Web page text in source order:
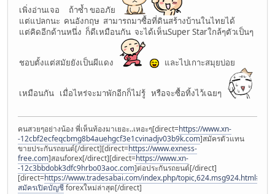
เพิ่งอ่านเจอ ถ้าซ้ำ ขออภัย
แต่แปลกนะ คนอังกฤษ สามารถมาซื้อที่ดินสร้างบ้านในไทยได้
แต่คิดอีกด้านหนึ่ง ก็ดีเหมือนกัน จะได้เห็นSuper Starใกล้ๆตัวเป็นๆ
ชอบตั้งแต่สมัยยังเป็นผีแดง และไปเกาะสมุยบ่อย
เหมือนกัน เมื่อไหร่จะมาพักอีกก็ไม่รู้ หรือจะซื้อทิ้งไว้เฉยๆ
คนสวยๆอย่างน้อง พี่เห็นท้องมาเยอะ..เหอะๆ[direct=https://www.xn-
-12cbf2ecfeqcbmg8b4auehgcf3e1cvinadjv03b9k.com]สมัครตัวแทน
ขายประกันรถยนต์[/direct][direct=https://www.exness-
free.com]สอนforex[/direct][direct=https://www.xn-
-12c3bbdobk3dfc9hrbo03aoc.com]ต่อประกันรถยนต์[/direct]
[direct=https://www.tradesabai.com/index.php/
สมัครเปิดบัญชีforexใหม่ล่าสุด[/direct]